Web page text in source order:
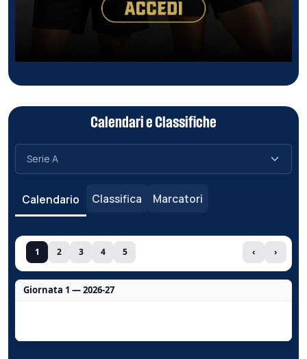
Calendari e Classifiche
Calendario Classifica Marcatori
1 2 3 4 5 ‹ ›
Giornata 1 — 2026-27